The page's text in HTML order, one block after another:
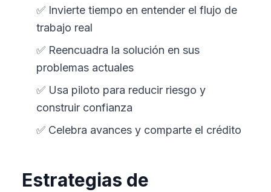
✅ Invierte tiempo en entender el flujo de
trabajo real
✅ Reencuadra la solución en sus
problemas actuales
✅ Usa piloto para reducir riesgo y
construir confianza
✅ Celebra avances y comparte el crédito
Estrategias de